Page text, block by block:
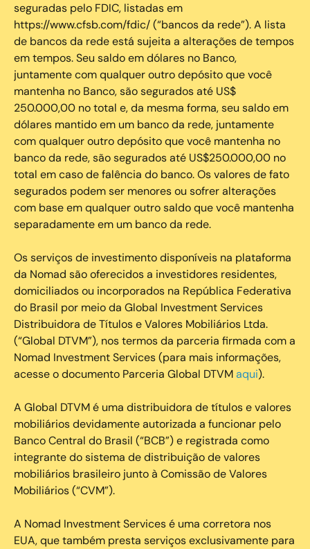
seguradas pelo FDIC, listadas em
https://www.cfsb.com/fdic/ (“bancos da rede”). A lista
de bancos da rede está sujeita a alterações de tempos
em tempos. Seu saldo em dólares no Banco,
juntamente com qualquer outro depósito que você
mantenha no Banco, são segurados até US$
250.000,00 no total e, da mesma forma, seu saldo em
dólares mantido em um banco da rede, juntamente
com qualquer outro depósito que você mantenha no
banco da rede, são segurados até US$250.000,00 no
total em caso de falência do banco. Os valores de fato
segurados podem ser menores ou sofrer alterações
com base em qualquer outro saldo que você mantenha
separadamente em um banco da rede.
Os serviços de investimento disponíveis na plataforma
da Nomad são oferecidos a investidores residentes,
domiciliados ou incorporados na República Federativa
do Brasil por meio da Global Investment Services
Distribuidora de Títulos e Valores Mobiliários Ltda.
(“Global DTVM”), nos termos da parceria firmada com a
Nomad Investment Services (para mais informações,
acesse o documento Parceria Global DTVMaqui).
A Global DTVM é uma distribuidora de títulos e valores
mobiliários devidamente autorizada a funcionar pelo
Banco Central do Brasil (“BCB”) e registrada como
integrante do sistema de distribuição de valores
mobiliários brasileiro junto à Comissão de Valores
Mobiliários (“CVM”).
‍A Nomad Investment Services é uma corretora nos
EUA, que também presta serviços exclusivamente para